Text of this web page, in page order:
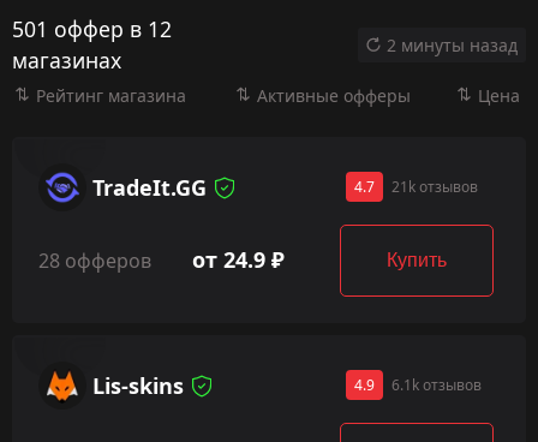
501 оффер в 12
магазинах
2 минуты назад
Рейтинг магазина Активные офферы Цена
TradeIt.GG 4.7 21k отзывов
28 офферов от 24.9 ₽ Купить
Lis-skins 4.9 6.1k отзывов